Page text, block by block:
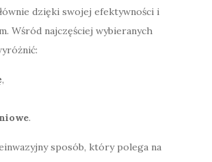
dzięki swojej efektywności i
Wśród najczęściej wybieranych
,
.
sposób, który polega na